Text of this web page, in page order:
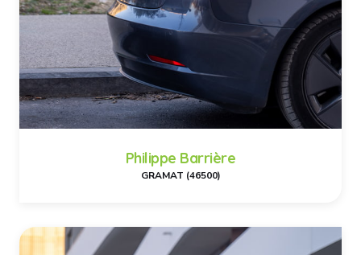
Philippe Barrière
GRAMAT (46500)